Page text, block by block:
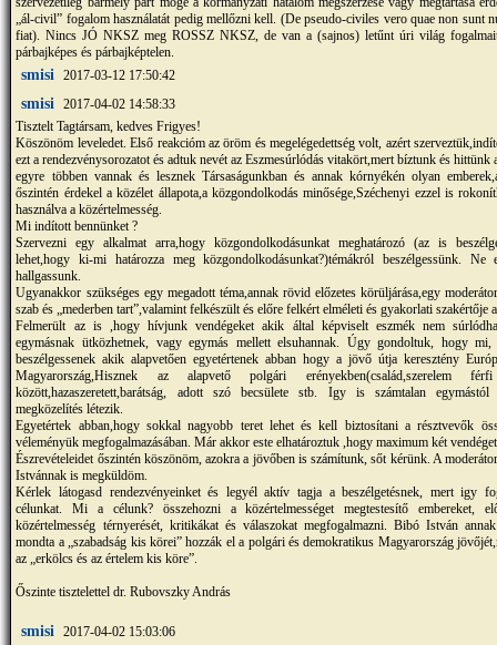
„ál-civil” fogalom használatát pedig mellőzni kell. (De pseudo-civiles vero quae non sunt
fiat). Nincs JÓ NKSZ meg ROSSZ NKSZ, de van a (sajnos) letűnt úri világ
párbajképes és párbajképtelen.
smisi 2017-03-12 17:50:42
smisi 2017-04-02 14:58:33
Tisztelt Tagtársam, kedves Frigyes!
Köszönöm leveledet. Első reakcióm az öröm és megelégedettség volt, azért
ezt a rendezvénysorozatot és adtuk nevét az Eszmesúrlódás vitakört,mert bíztunk és hittünk
egyre többen vannak és lesznek Társaságunkban és annak kórnyékén olyan
őszintén érdekel a közélet állapota,a közgondolkodás minősége,Széchenyi ezzel is
használva a közértelmesség.
Mi indított bennünket ?
Szervezni egy alkalmat arra,hogy közgondolkodásunkat meghatározó (az is
lehet,hogy ki-mi határozza meg közgondolkodásunkat?)témákról beszélgessünk. Ne
hallgassunk.
Ugyanakkor szükséges egy megadott téma,annak rövid előzetes körüljárása,egy
szab és „mederben tart”,valamint felkészült és előre felkért elméleti és gyakorlati szakértője
Felmerült az is ,hogy hívjunk vendégeket akik által képviselt eszmék nem
egymásnak ütközhetnek, vagy egymás mellett elsuhannak. Úgy gondoltuk, hogy mi,
beszélgessenek akik alapvetően egyetértenek abban hogy a jövő útja keresztény
Magyarország,Hisznek az alapvető polgári erényekben(család,szerelem
között,hazaszeretett,barátság, adott szó becsülete stb. Igy is számtalan egymástól
megközelítés létezik.
Egyetértek abban,hogy sokkal nagyobb teret lehet és kell biztosítani a résztvevők
véleményük megfogalmazásában. Már akkor este elhatároztuk ,hogy maximum két
Észrevételeidet őszintén köszönöm, azokra a jövőben is számítunk, sőt kérünk. A
Istvánnak is megküldöm.
Kérlek látogasd rendezvényeinket és legyél aktív tagja a beszélgetésnek, mert igy
célunkat. Mi a célunk? összehozni a közértelmességet megtestesítő embereket,
közértelmesség térnyerését, kritikákat és válaszokat megfogalmazni. Bibó István
mondta a „szabadság kis körei” hozzák el a polgári és demokratikus Magyarország
az „erkölcs és az értelem kis köre”.
Őszinte tisztelettel dr. Rubovszky András
smisi 2017-04-02 15:03:06